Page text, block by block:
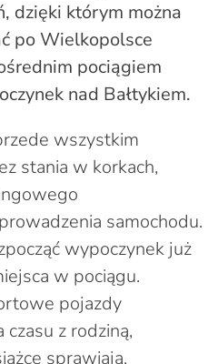
dzięki którym można
po Wielkopolsce
pociągiem
nad Bałtykiem.
wszystkim
stania w korkach,
samochodu.
wypoczynek już
w pociągu.
pojazdy
z rodziną,
sprawiają,